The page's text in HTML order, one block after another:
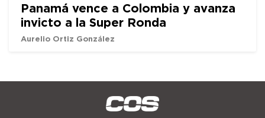
Panamá vence a Colombia y avanza
invicto a la Super Ronda
Aurelio Ortiz González